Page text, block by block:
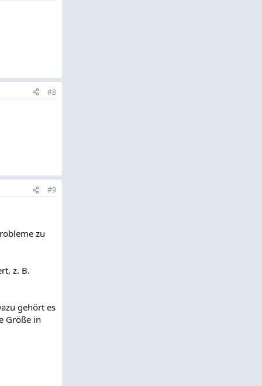
#8
#9
zu
z. B.
gehört es
Größe in